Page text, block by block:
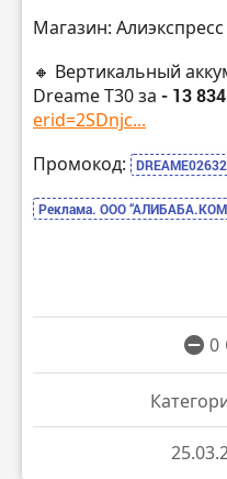
Магазин: Алиэкспресс
🔸 Вертикальный
Dreame T30 за - 13
erid=2SDnjc...
Промокод:
Реклама. ООО
0